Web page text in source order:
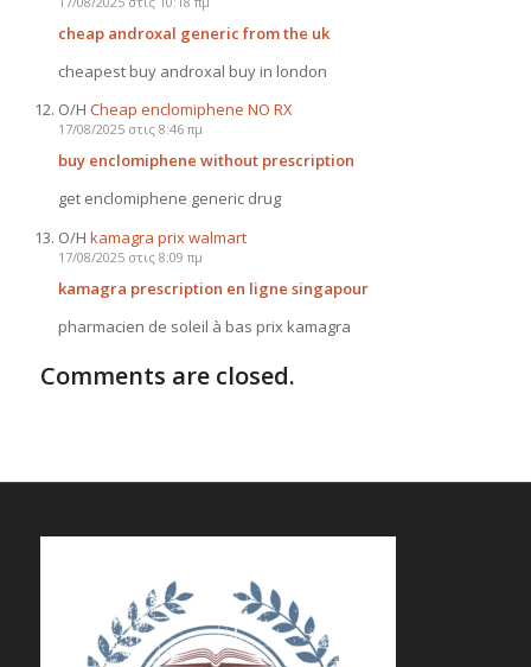
cheap androxal generic from the uk
cheapest buy androxal buy in london
Ο/Η Cheap enclomiphene NO RX
17/08/2025 στις 8:46 πμ
buy enclomiphene without prescription
get enclomiphene generic drug
Ο/Η kamagra prix walmart
17/08/2025 στις 8:09 πμ
kamagra prescription en ligne singapour
pharmacien de soleil à bas prix kamagra
Comments are closed.